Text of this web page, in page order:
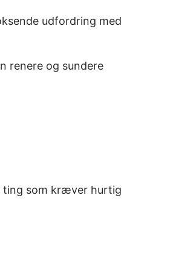
udfordring med
renere og sundere
ting som kræver hurtig